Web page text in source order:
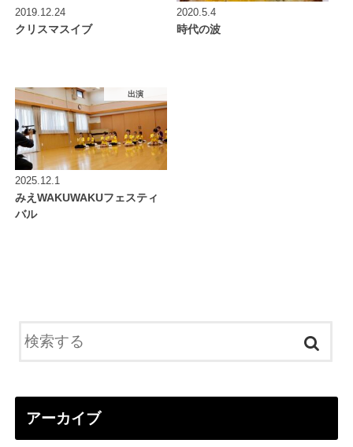
2019.12.24
クリスマスイブ
2020.5.4
時代の波
出演
2025.12.1
みえWAKUWAKUフェスティ
バル
アーカイブ